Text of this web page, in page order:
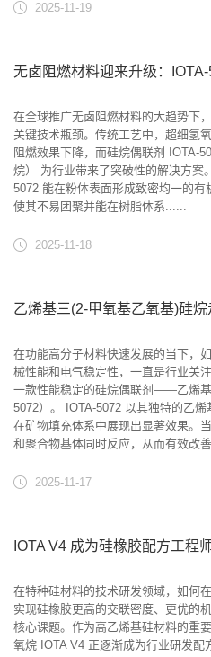
2025-11-19
在全球推广无卤阻燃材料的大趋势下
关键技术瓶颈。传统工艺中，超细氢
阻燃效果下降，而硅烷偶联剂 IOTA-
烷） 为行业带来了突破性的解决方案
5072 能在粉体表面形成致密均一的有
使其不易团聚并能在树脂体系......
2025-11-18
在功能高分子材料快速发展的当下，
械性能和电气稳定性，一直是行业关
一款性能稳定的硅烷偶联剂——乙烯
5072）。 IOTA-5072 以其独特的乙烯
在矿物填充体系中展现出显著效果。
和聚合物基体同时反应，从而有效改
2025-11-17
IOTA V4 成为硅橡胶配方工程
在特种硅材料的技术研发领域，如何
实现硅橡胶更高的交联密度、更优的
核心课题。作为高乙烯基硅材料的重
氧烷 IOTA V4 正逐渐成为行业研发配